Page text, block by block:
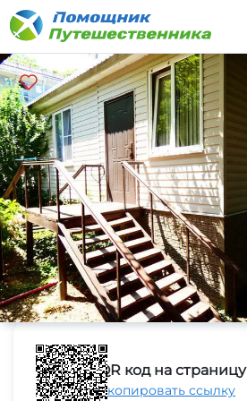
QR код на страницу
Скопировать ссылку